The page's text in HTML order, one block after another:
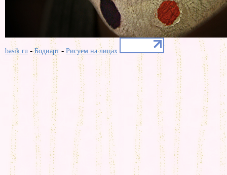
basik.ru -Бодиарт - Рисуем на лицах